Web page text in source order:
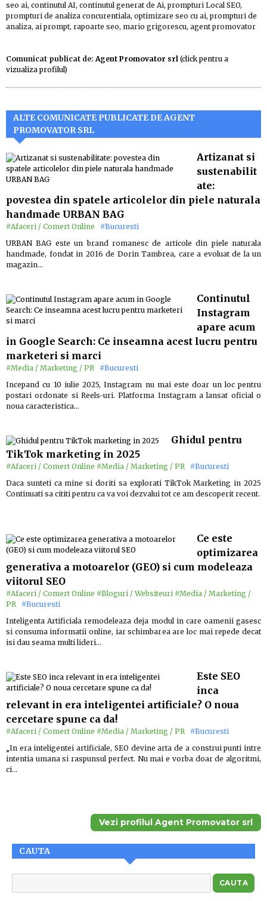
seo ai, continutul AI, continutul generat de Ai, prompturi Local SEO,
prompturi de analiza concurentiala, optimizare seo cu ai, prompturi de
analiza, ai prompt, rapoarte seo, mario grigorescu, agent promovator
Comunicat publicat de: Agent Promovator srl (click pentru a
vizualiza profilul)
ALTE COMUNICATE PUBLICATE DE AGENT
PROMOVATOR SRL
Artizanat si
sustenabilit
ate:
povestea din spatele articolelor din piele naturala
handmade URBAN BAG
#Afaceri / Comert Online
#Bucuresti
URBAN BAG este un brand romanesc de articole din piele naturala
handmade, fondat in 2016 de Dorin Tambrea, care a evoluat de la un
magazin…
Continutul
Instagram
apare acum
in Google Search: Ce inseamna acest lucru pentru
marketeri si marci
#Media / Marketing / PR #Bucuresti
Incepand cu 10 iulie 2025, Instagram nu mai este doar un loc pentru
postari ordonate si Reels-uri. Platforma Instagram a lansat oficial o
noua caracteristica…
Ghidul pentru
TikTok marketing in 2025
#Afaceri / Comert Online #Media / Marketing / PR #Bucuresti
Daca sunteti ca mine si doriti sa explorati TikTok Marketing in 2025
Continuati sa cititi pentru ca va voi dezvalui tot ce am descoperit recent.
Ce este
optimizarea
generativa a motoarelor (GEO) si cum modeleaza
viitorul SEO
#Afaceri / Comert Online #Bloguri / Websiteuri #Media / Marketing /
PR #Bucuresti
Inteligenta Artificiala remodeleaza deja modul in care oamenii gasesc
si consuma informatii online, iar schimbarea are loc mai repede decat
isi dau seama multi lideri…
Este SEO
inca
relevant in era inteligentei artificiale? O noua
cercetare spune ca da!
#Afaceri / Comert Online #Media / Marketing / PR #Bucuresti
„In era inteligentei artificiale, SEO devine arta de a construi punti intre
intentia umana si raspunsul perfect. Nu mai e vorba doar de algoritmi,
ci…
Vezi profilul Agent Promovator srl
CAUTA